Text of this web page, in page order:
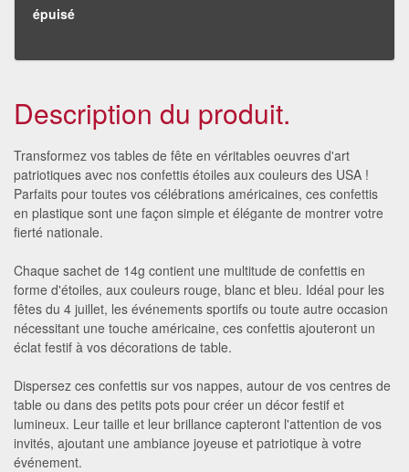
épuisé
Description du produit.
Transformez vos tables de fête en véritables oeuvres d'art
patriotiques avec nos confettis étoiles aux couleurs des USA !
Parfaits pour toutes vos célébrations américaines, ces confettis
en plastique sont une façon simple et élégante de montrer votre
fierté nationale.
Chaque sachet de 14g contient une multitude de confettis en
forme d'étoiles, aux couleurs rouge, blanc et bleu. Idéal pour les
fêtes du 4 juillet, les événements sportifs ou toute autre occasion
nécessitant une touche américaine, ces confettis ajouteront un
éclat festif à vos décorations de table.
Dispersez ces confettis sur vos nappes, autour de vos centres de
table ou dans des petits pots pour créer un décor festif et
lumineux. Leur taille et leur brillance capteront l'attention de vos
invités, ajoutant une ambiance joyeuse et patriotique à votre
événement.